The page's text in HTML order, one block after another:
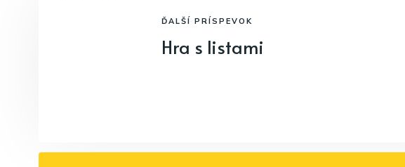
ĎALŠÍ PRÍSPEVOK
Hra s listami